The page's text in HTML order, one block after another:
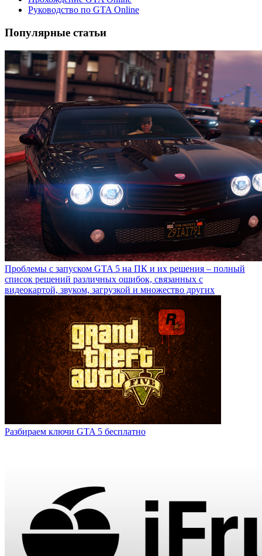
Руководство по GTA Online
Популярные статьи
Проблемы с запуском GTA 5 на ПК и их решения – полный
список решений различных ошибок, связанных с
видеокартой, звуком, загрузкой и множество других
Разбираем ключи GTA 5 бесплатно